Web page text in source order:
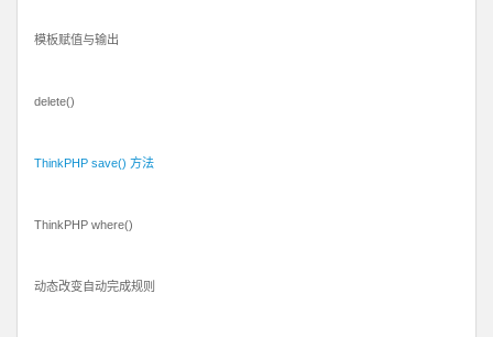
模板赋值与输出
delete()
ThinkPHP save() 方法
ThinkPHP where()
动态改变自动完成规则